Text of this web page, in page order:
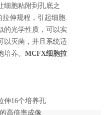
细胞粘附到孔底之
拉伸规程，引起细胞
的光学性质，可以实
以灭菌，并且系统适
培养。MCFX细胞拉
伸16个培养孔
高倍率成像